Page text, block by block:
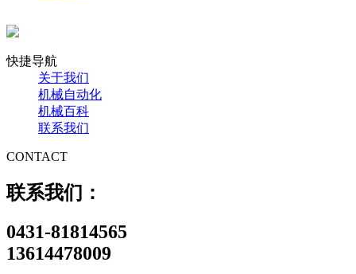
快捷导航
关于我们
机械自动化
机械百科
联系我们
CONTACT
联系我们：
0431-81814565
13614478009